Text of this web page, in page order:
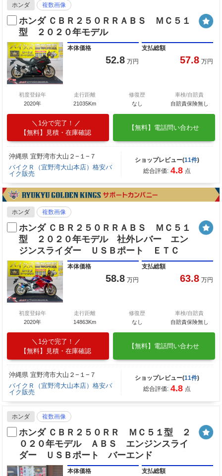
ホンダ 複数画像
ホンダ ＣＢＲ２５０ＲＲＡＢＳ ＭＣ５１
型 ２０２０年モデル
本体価格
52.8 万円
支払総額
57.8 万円
初度登録年
2020年
走行距離
21035Km
修復歴
なし
車検/自賠責
自賠責保険無し
1分で完了！
【無料】見積・在庫確認
【無料】電話問い合わせ
沖縄県 宜野湾市大山２−１−７
バイクＲ（宜野湾大山本店）格安バ
イク販売
ショップレビュー(11件)
総合評価: 4.8 点
ホンダ 複数画像
ホンダ ＣＢＲ２５０ＲＲＡＢＳ ＭＣ５１
型 ２０２０年モデル 社外レバー エン
ジンスライダー ＵＳＢポート ＥＴＣ
本体価格
58.8 万円
支払総額
63.8 万円
初度登録年
2020年
走行距離
14863Km
修復歴
なし
車検/自賠責
自賠責保険無し
1分で完了！
【無料】見積・在庫確認
【無料】電話問い合わせ
沖縄県 宜野湾市大山２−１−７
バイクＲ（宜野湾大山本店）格安バ
イク販売
ショップレビュー(11件)
総合評価: 4.8 点
ホンダ 複数画像
ホンダ ＣＢＲ２５０ＲＲ ＭＣ５１型 ２
０２０年モデル ＡＢＳ エンジンスライ
ダー ＵＳＢポート バーエンド
本体価格 支払総額